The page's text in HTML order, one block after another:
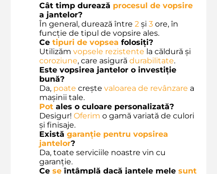
Cât timp durează procesul de vopsire
a jantelor?
În general, durează între 2 și 3 ore, în
funcție de tipul de vopsire ales.
Ce tipuri de vopsea folosiți?
Utilizăm vopsele rezistente la căldură și
coroziune, care asigură durabilitate.
Este vopsirea jantelor o investiție
bună?
Da, poate crește valoarea de revânzare a
mașinii tale.
Pot ales o culoare personalizată?
Desigur! Oferim o gamă variată de culori
și finisaje.
Există garanție pentru vopsirea
jantelor?
Da, toate serviciile noastre vin cu
garanție.
Ce se întâmplă dacă jantele mele sunt